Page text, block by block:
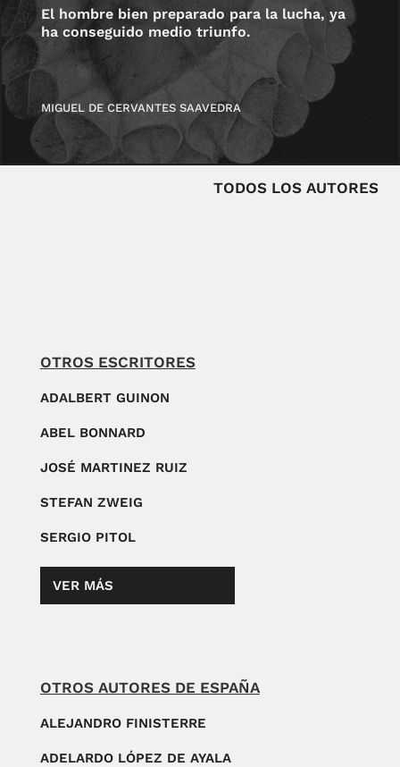
El hombre bien preparado para la lucha, ya
ha conseguido medio triunfo.
MIGUEL DE CERVANTES SAAVEDRA
TODOS LOS AUTORES
OTROS ESCRITORES
ADALBERT GUINON
ABEL BONNARD
JOSÉ MARTINEZ RUIZ
STEFAN ZWEIG
SERGIO PITOL
VER MÁS
OTROS AUTORES DE ESPAÑA
ALEJANDRO FINISTERRE
ADELARDO LÓPEZ DE AYALA